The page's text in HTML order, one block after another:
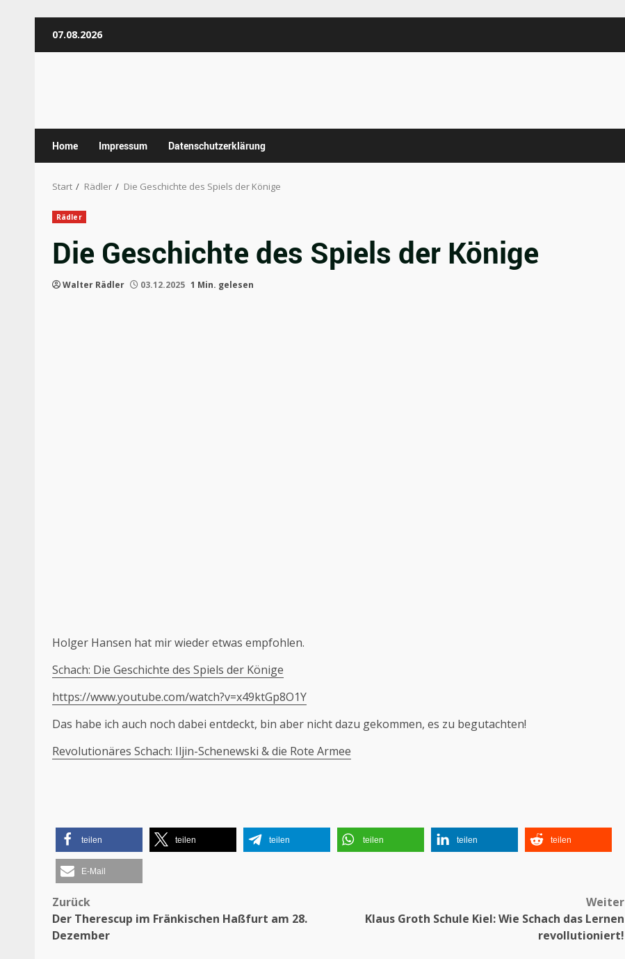
Inhalt07.08.2026
Home Impressum Datenschutzerklärung
Start Rädler Die Geschichte des Spiels der Könige
Rädler
Die Geschichte des Spiels der Könige
Walter Rädler 03.12.2025 1 Min. gelesen
Holger Hansen hat mir wieder etwas empfohlen.
Schach: Die Geschichte des Spiels der Könige
https://www.youtube.com/watch?v=x49ktGp8O1Y
Das habe ich auch noch dabei entdeckt, bin aber nicht dazu gekommen, es zu begutachten!
Revolutionäres Schach: Iljin-Schenewski & die Rote Armee
teilen teilen teilen teilen teilen teilen
E-Mail
Beitragsnavigation
Zurück
Der Therescup im Fränkischen Haßfurt am 28.
Dezember
Weiter
Klaus Groth Schule Kiel: Wie Schach das Lernen
revollutioniert!